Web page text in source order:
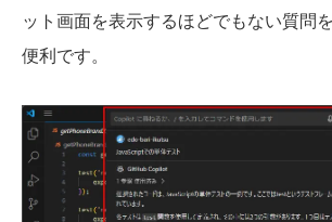
ット画面を表示するほどでもない質問
便利です。